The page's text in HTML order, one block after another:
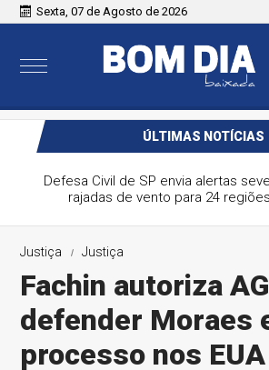
Sexta, 07 de Agosto de 2026
ÚLTIMAS NOTÍCIAS
Defesa Civil de SP envia alertas
rajadas de vento para 24
Justiça Justiça
Fachin autoriza
defender Moraes
processo nos EUA